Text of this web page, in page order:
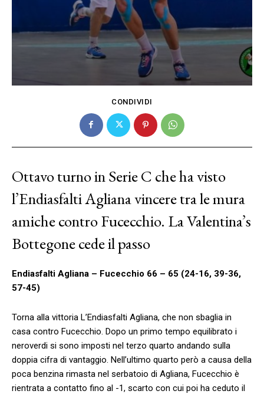
CONDIVIDI
Ottavo turno in Serie C che ha visto
l’Endiasfalti Agliana vincere tra le mura
amiche contro Fucecchio. La Valentina’s
Bottegone cede il passo
Endiasfalti Agliana – Fucecchio 66 – 65 (24-16, 39-36,
57-45)
Torna alla vittoria L’Endiasfalti Agliana, che non sbaglia in
casa contro Fucecchio. Dopo un primo tempo equilibrato i
neroverdi si sono imposti nel terzo quarto andando sulla
doppia cifra di vantaggio. Nell’ultimo quarto però a causa della
poca benzina rimasta nel serbatoio di Agliana, Fucecchio è
rientrata a contatto fino al -1, scarto con cui poi ha ceduto il